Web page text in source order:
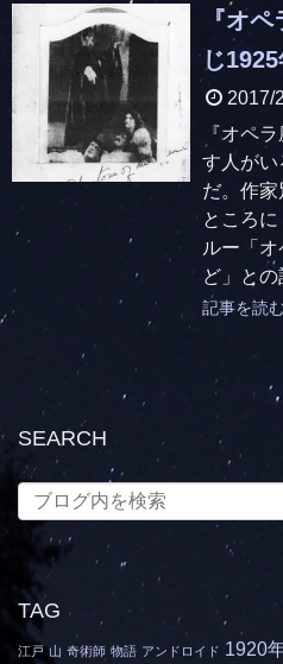
『オ
じ
2017/
『オペ
す人がい
だ。作
ところ
ルー「
ど」と
記事を読
SEARCH
TAG
江戸 山 奇術師 物語 アンドロイド 1920